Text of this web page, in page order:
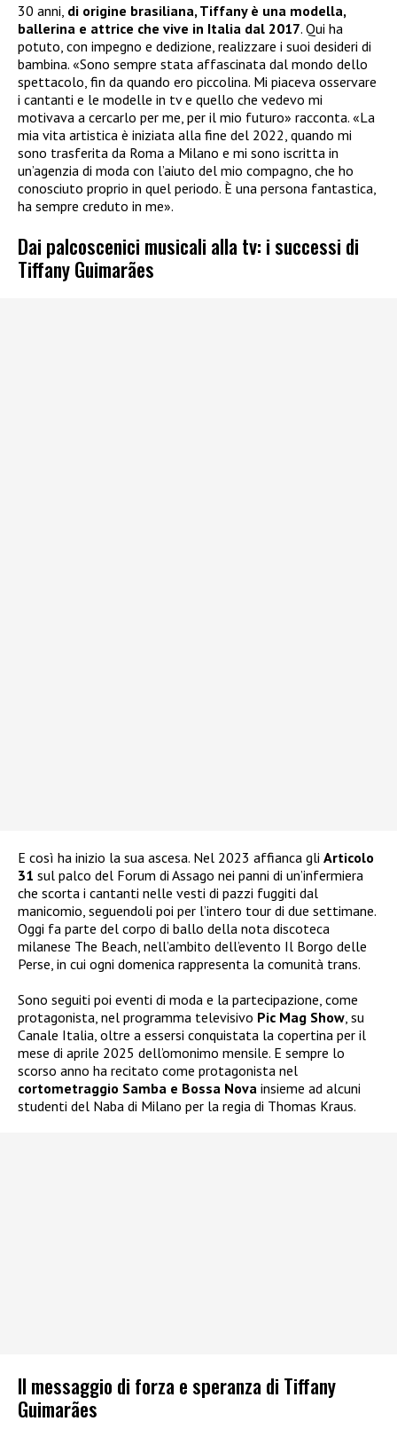
30 anni, di origine brasiliana, Tiffany è una modella,
ballerina e attrice che vive in Italia dal 2017. Qui ha
potuto, con impegno e dedizione, realizzare i suoi desideri di
bambina. «Sono sempre stata affascinata dal mondo dello
spettacolo, fin da quando ero piccolina. Mi piaceva osservare
i cantanti e le modelle in tv e quello che vedevo mi
motivava a cercarlo per me, per il mio futuro» racconta. «La
mia vita artistica è iniziata alla fine del 2022, quando mi
sono trasferita da Roma a Milano e mi sono iscritta in
un’agenzia di moda con l’aiuto del mio compagno, che ho
conosciuto proprio in quel periodo. È una persona fantastica,
ha sempre creduto in me».
Dai palcoscenici musicali alla tv: i successi di
Tiffany Guimarães
E così ha inizio la sua ascesa. Nel 2023 affianca gli Articolo
31 sul palco del Forum di Assago nei panni di un’infermiera
che scorta i cantanti nelle vesti di pazzi fuggiti dal
manicomio, seguendoli poi per l’intero tour di due settimane.
Oggi fa parte del corpo di ballo della nota discoteca
milanese The Beach, nell’ambito dell’evento Il Borgo delle
Perse, in cui ogni domenica rappresenta la comunità trans.
Sono seguiti poi eventi di moda e la partecipazione, come
protagonista, nel programma televisivo Pic Mag Show, su
Canale Italia, oltre a essersi conquistata la copertina per il
mese di aprile 2025 dell’omonimo mensile. E sempre lo
scorso anno ha recitato come protagonista nel
cortometraggio Samba e Bossa Nova insieme ad alcuni
studenti del Naba di Milano per la regia di Thomas Kraus.
Il messaggio di forza e speranza di Tiffany
Guimarães